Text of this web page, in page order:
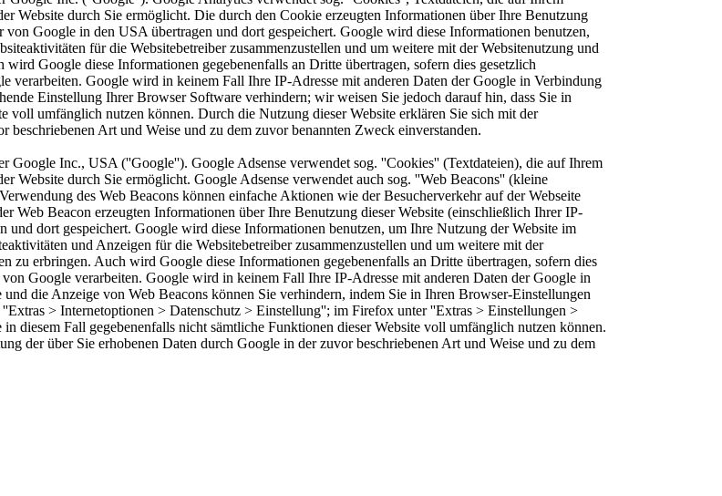
Website durch Sie ermöglicht. Die durch den Cookie erzeugten Informationen über Ihre Benutzung
Google in den USA übertragen und dort gespeichert. Google wird diese Informationen benutzen,
für die Websitebetreiber zusammenzustellen und um weitere mit der Websitenutzung und
Google diese Informationen gegebenenfalls an Dritte übertragen, sofern dies gesetzlich
verarbeiten. Google wird in keinem Fall Ihre IP-Adresse mit anderen Daten der Google in Verbindung
Einstellung Ihrer Browser Software verhindern; wir weisen Sie jedoch darauf hin, dass Sie in
voll umfänglich nutzen können. Durch die Nutzung dieser Website erklären Sie sich mit der
Art und Weise und zu dem zuvor benannten Zweck einverstanden.
Google Inc., USA (''Google''). Google Adsense verwendet sog. ''Cookies'' (Textdateien), die auf Ihrem
Website durch Sie ermöglicht. Google Adsense verwendet auch sog. ''Web Beacons'' (kleine
des Web Beacons können einfache Aktionen wie der Besucherverkehr auf der Webseite
Web Beacon erzeugten Informationen über Ihre Benutzung dieser Website (einschließlich Ihrer IP-
und dort gespeichert. Google wird diese Informationen benutzen, um Ihre Nutzung der Website im
und Anzeigen für die Websitebetreiber zusammenzustellen und um weitere mit der
zu erbringen. Auch wird Google diese Informationen gegebenenfalls an Dritte übertragen, sofern dies
Google verarbeiten. Google wird in keinem Fall Ihre IP-Adresse mit anderen Daten der Google in
die Anzeige von Web Beacons können Sie verhindern, indem Sie in Ihren Browser-Einstellungen
> Internetoptionen > Datenschutz > Einstellung''; im Firefox unter ''Extras > Einstellungen >
diesem Fall gegebenenfalls nicht sämtliche Funktionen dieser Website voll umfänglich nutzen können.
der über Sie erhobenen Daten durch Google in der zuvor beschriebenen Art und Weise und zu dem